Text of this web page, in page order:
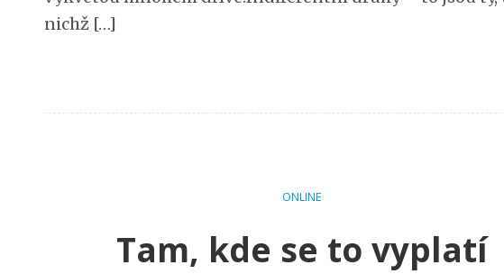
nichž […]
ONLINE
Tam, kde se to vyplatí